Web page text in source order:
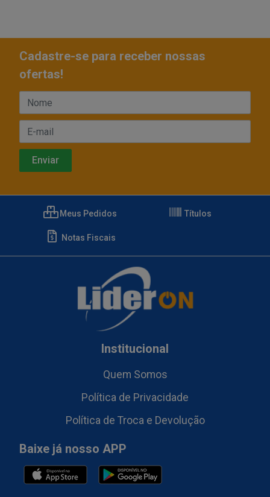
Cadastre-se para receber nossas
ofertas!
Meus Pedidos Títulos
Notas Fiscais
Institucional
Quem Somos
Política de Privacidade
Política de Troca e Devolução
Baixe já nosso APP